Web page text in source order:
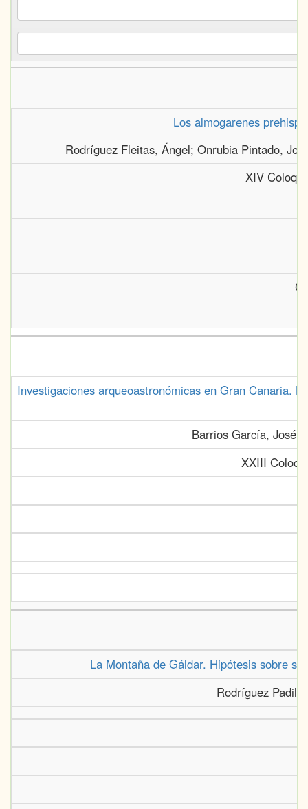
Los almogarenes
Rodríguez Fleitas, Ángel; Onrubia Pintado,
XIV
Investigaciones arqueoastronómicas en Gran Canaria.
Barrios García, José;
XXIII
La Montaña de Gáldar. Hipótesis sobre
Rodríguez